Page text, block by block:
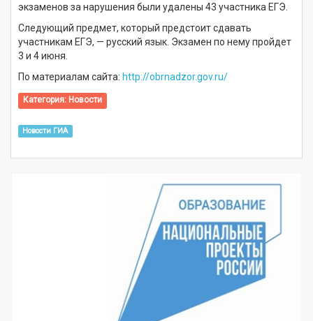
экзаменов за нарушения были удалены 43 участника ЕГЭ.
Следующий предмет, который предстоит сдавать
участникам ЕГЭ, — русский язык. Экзамен по нему пройдет
3 и 4 июня.
По материалам сайта: http://obrnadzor.gov.ru/
Категория: Новости
Новости ГИА